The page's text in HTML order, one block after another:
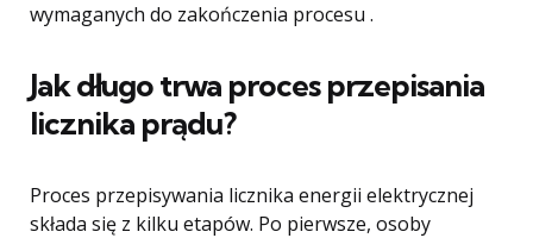
wymaganych do zakończenia procesu .
Jak długo trwa proces przepisania
licznika prądu?
Proces przepisywania licznika energii elektrycznej
składa się z kilku etapów. Po pierwsze, osoby